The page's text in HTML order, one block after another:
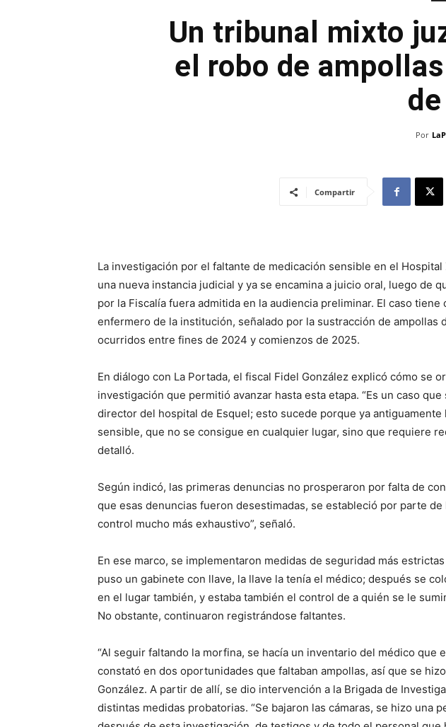
Un tribunal mixto
el robo de
Por
Compartir
La investigación por el faltante de medicación sensible en el Hospital
una nueva instancia judicial y ya se encamina a juicio oral, luego de
por la Fiscalía fuera admitida en la audiencia preliminar. El caso tiene
enfermero de la institución, señalado por la sustracción de ampollas
ocurridos entre fines de 2024 y comienzos de 2025.
En diálogo con La Portada, el fiscal Fidel González explicó cómo se
investigación que permitió avanzar hasta esta etapa. “Es un caso
director del hospital de Esquel; esto sucede porque ya antiguamente
sensible, que no se consigue en cualquier lugar, sino que requiere
detalló.
Según indicó, las primeras denuncias no prosperaron por falta de
que esas denuncias fueron desestimadas, se estableció por parte
control mucho más exhaustivo”, señaló.
En ese marco, se implementaron medidas de seguridad más
puso un gabinete con llave, la llave la tenía el médico; después se
en el lugar también, y estaba también el control de a quién se le
No obstante, continuaron registrándose faltantes.
“Al seguir faltando la morfina, se hacía un inventario del médico que
constató en dos oportunidades que faltaban ampollas, así que se
González. A partir de allí, se dio intervención a la Brigada de
distintas medidas probatorias. “Se bajaron las cámaras, se hizo una